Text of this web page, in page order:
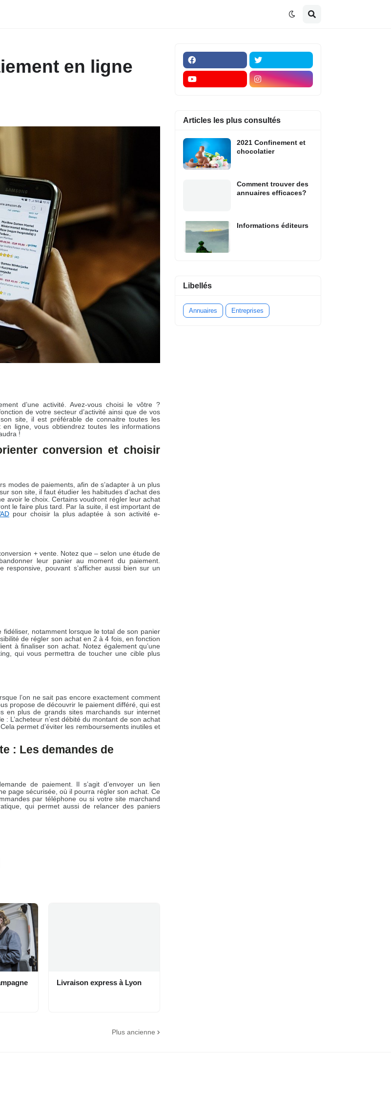
en ligne
d’une activité. Avez-vous choisi le vôtre ?
de votre secteur d’activité ainsi que de vos
site, il est préférable de connaitre toutes les
ligne, vous obtiendrez toutes les informations
!
conversion et choisir
modes de paiements, afin de s’adapter à un plus
son site, il faut étudier les habitudes d’achat des
avoir le choix. Certains voudront régler leur achat
le faire plus tard. Par la suite, il est important de
pour choisir la plus adaptée à son activité e-
+ vente. Notez que – selon une étude de
leur panier au moment du paiement.
pouvant s’afficher aussi bien sur un
notamment lorsque le total de son panier
de régler son achat en 2 à 4 fois, en fonction
à finaliser son achat. Notez également qu’une
qui vous permettra de toucher une cible plus
l’on ne sait pas encore exactement comment
propose de découvrir le paiement différé, qui est
en plus de grands sites marchands sur internet
L’acheteur n’est débité du montant de son achat
permet d’éviter les remboursements inutiles et
: Les demandes de
de paiement. Il s’agit d’envoyer un lien
page sécurisée, où il pourra régler son achat. Ce
par téléphone ou si votre site marchand
qui permet aussi de relancer des paniers
Livraison express à Lyon
Plus ancienne
Articles les plus consultés
2021 Confinement et
chocolatier
Comment trouver des
annuaires efficaces?
Informations éditeurs
Libellés
Annuaires Entreprises